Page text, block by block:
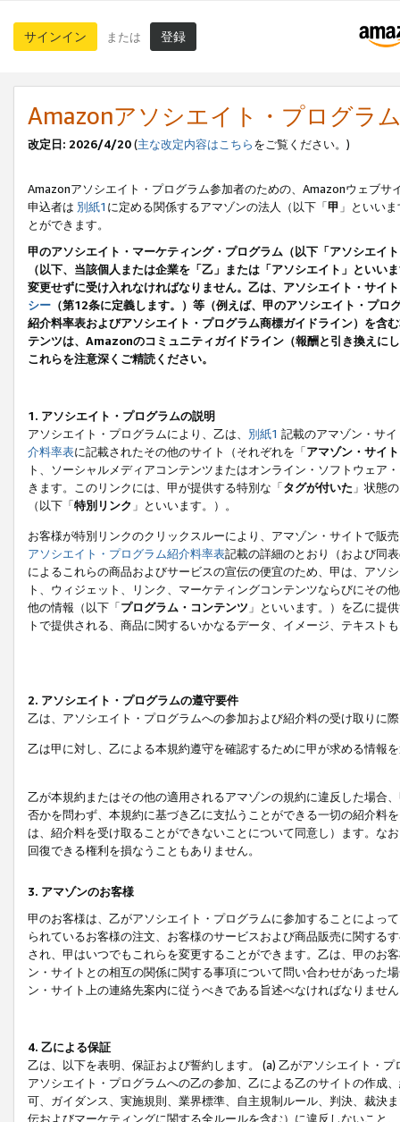
サインイン または 登録
Amazonアソシエイト・プログラ
改定日: 2026/4/20(主な改定内容はこちらをご覧ください。)
Amazonアソシエイト・プログラム参加者のための、Amazonウェブサ
申込者は 別紙1 に定める関係するアマゾンの法人（以下「甲 」といい
とができます。
甲のアソシエイト・マーケティング・プログラム（以下「アソシエイ
（以下、当該個人または企業を「乙」または「アソシエイト」とい
変更せずに受け入れなければなりません。乙は、アソシエイト・サイ
シー （第12条に定義します。）等（例えば、甲のアソシエイト・プ
紹介料率表およびアソシエイト・プログラム商標ガイドライン）を
テンツは、Amazonのコミュニティガイドライン（報酬と引き換えに
これらを注意深くご精読ください。
1. アソシエイト・プログラムの説明
アソシエイト・プログラムにより、乙は、 別紙1 記載のアマゾン・サ
介料率表に記載されたその他のサイト（それぞれを「アマゾン・サイト
ト、ソーシャルメディアコンテンツまたはオンライン・ソフトウェア
きます。このリンクには、甲が提供する特別な「タグが付いた 」状態
（以下「特別リンク 」といいます。）。
お客様が特別リンクのクリックスルーにより、アマゾン・サイトで販
アソシエイト・プログラム紹介料率表記載の詳細のとおり（および同
によるこれらの商品およびサービスの宣伝の便宜のため、甲は、アソ
ト、ウィジェット、リンク、マーケティングコンテンツならびにその
他の情報（以下「プログラム・コンテンツ 」といいます。）を乙に提
トで提供される、商品に関するいかなるデータ、イメージ、テキス
2. アソシエイト・プログラムの遵守要件
乙は、アソシエイト・プログラムへの参加および紹介料の受け取りに
乙は甲に対し、乙による本規約遵守を確認するために甲が求める情報
乙が本規約またはその他の適用されるアマゾンの規約に違反した場合
否かを問わず、本規約に基づき乙に支払うことができる一切の紹介料
は、紹介料を受け取ることができないことについて同意し）ます。な
回復できる権利を損なうこともありません。
3. アマゾンのお客様
甲のお客様は、乙がアソシエイト・プログラムに参加することによっ
られているお客様の注文、お客様のサービスおよび商品販売に関する
され、甲はいつでもこれらを変更することができます。乙は、甲のお
ン・サイトとの相互の関係に関する事項について問い合わせがあった
ン・サイト上の連絡先案内に従うべきである旨述べなければなりませ
4. 乙による保証
乙は、以下を表明、保証および誓約します。 (a) 乙がアソシエイト・
アソシエイト・プログラムへの乙の参加、乙による乙のサイトの作成
可、ガイダンス、実施規則、業界標準、自主規制ルール、判決、裁決
伝およびマーケティングに関する全ルールを含む）に違反しないこと